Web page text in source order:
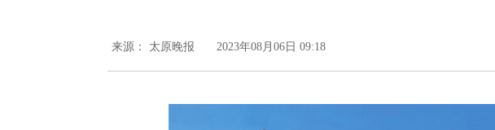
来源： 太原晚报 2023年08月06日 09:18